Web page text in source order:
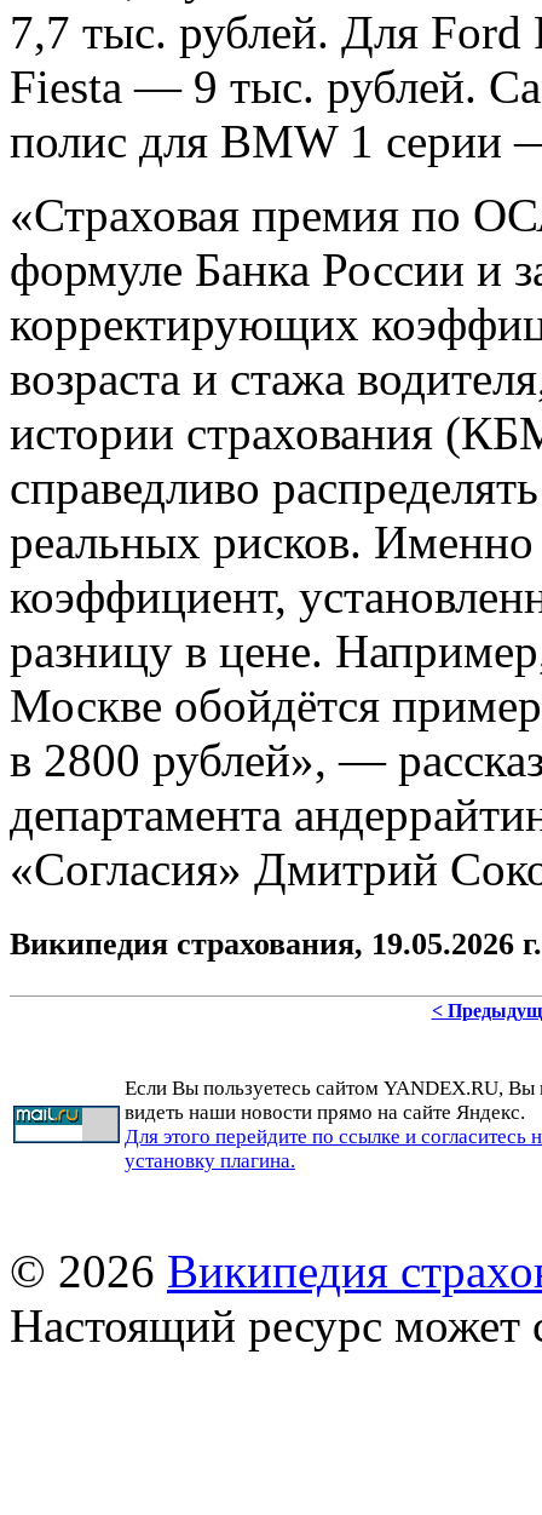
7,7 тыс. рублей. Для Ford
Fiesta — 9 тыс. рублей.
полис для BMW 1 серии
«Страховая премия по
формуле Банка России и
корректирующих
возраста и стажа
истории страхования
справедливо
реальных рисков.
коэффициент,
разницу в цене.
Москве обойдётся
в 2800 рублей», —
департамента
«Согласия» Дмитрий
Википедия страхования, 19.05.2026 г.
<
Если Вы пользуетесь сайтом YANDEX.RU, Вы
видеть наши новости прямо на сайте Яндекс.
Для этого перейдите по ссылке и согласитесь
установку плагина.
© 2026 Википедия
Настоящий ресурс может